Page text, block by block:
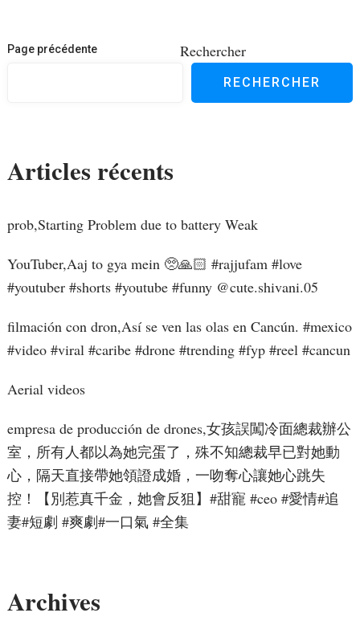
Navigation
Page précédente Rechercher
RECHERCHER
Articles récents
prob,Starting Problem due to battery Weak
YouTuber,Aaj to gya mein 🥺🙏🏻 #rajjufam #love
#youtuber #shorts #youtube #funny ​⁠@cute.shivani.05
filmación con dron,Así se ven las olas en Cancún. #mexico
#video #viral #caribe #drone #trending #fyp #reel #cancun
Aerial videos
empresa de producción de drones,女孩誤闖冷面總裁辦公
室，所有人都以為她完蛋了，殊不知總裁早已對她動
心，隔天直接帶她領證成婚，一吻奪心讓她心跳失
控！【別惹真千金，她會反狙】#甜寵 #ceo #愛情#追
妻#短劇 #爽劇#一口氣 #全集
Archives